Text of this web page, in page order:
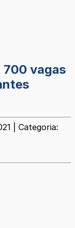
700 vagas
| Categoria: